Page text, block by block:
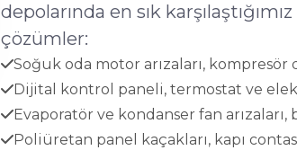
depolarında en sık
çözümler:
Soğuk oda motor arızaları, kompresör
Dijital kontrol paneli, termostat ve
Evaporatör ve kondanser fan
Poliüretan panel kaçakları, kapı contası